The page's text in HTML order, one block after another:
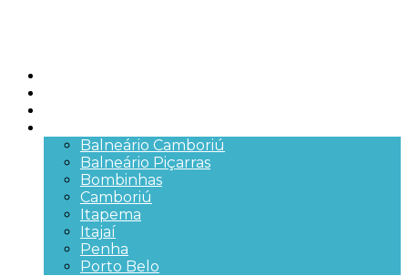
Balneário Camboriú
Balneário Piçarras
Bombinhas
Camboriú
Itapema
Itajaí
Penha
Porto Belo